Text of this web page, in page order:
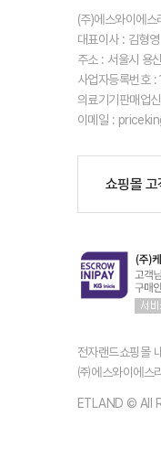
(주)에스와이에
대표이사 : 김형영
주소 : 서울시 용
사업자등록번호
의료기기판매업
이메일 :
쇼핑몰 고
전자랜드쇼핑몰
㈜에스와이에스
ETLAND © All